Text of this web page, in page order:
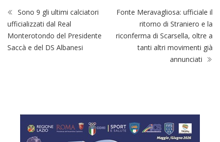
Sono 9 gli ultimi calciatori
ufficializzati dal Real
Monterotondo del Presidente
Saccà e del DS Albanesi
Fonte Meravagliosa: ufficiale il
ritorno di Straniero e la
riconferma di Scarsella, oltre a
tanti altri movimenti già
annunciati